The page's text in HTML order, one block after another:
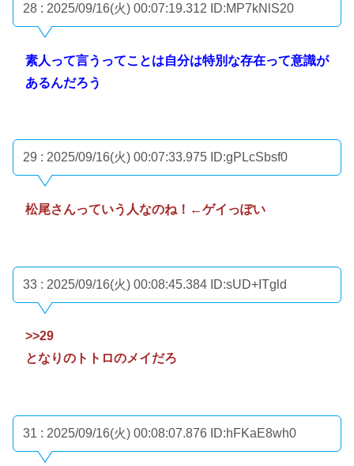
28 : 2025/09/16(火) 00:07:19.312 ID:MP7kNlS20
素人って言うってことは自分は特別な存在って意識が
あるんだろう
29 : 2025/09/16(火) 00:07:33.975 ID:gPLcSbsf0
松尾さんっていう人なのね！←ゲイっぽい
33 : 2025/09/16(火) 00:08:45.384 ID:sUD+ITgld
>>29
となりのトトロのメイだろ
31 : 2025/09/16(火) 00:08:07.876 ID:hFKaE8wh0